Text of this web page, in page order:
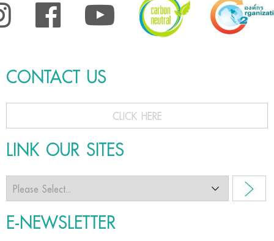
CONTACT US
CLICK HERE
LINK OUR SITES
E-NEWSLETTER